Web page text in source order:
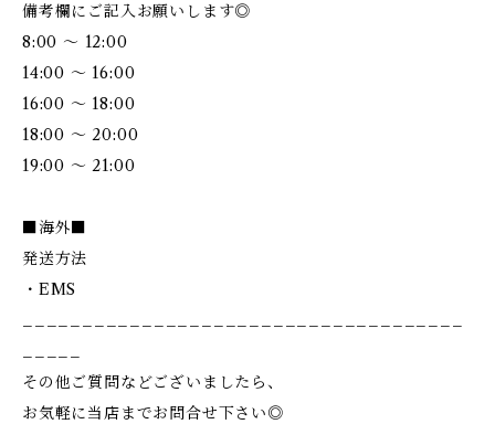
備考欄にご記入お願いします◎
8:00 ～ 12:00
14:00 ～ 16:00
16:00 ～ 18:00
18:00 ～ 20:00
19:00 ～ 21:00
■海外■
発送方法
・EMS
その他ご質問などございましたら、
お気軽に当店までお問合せ下さい◎